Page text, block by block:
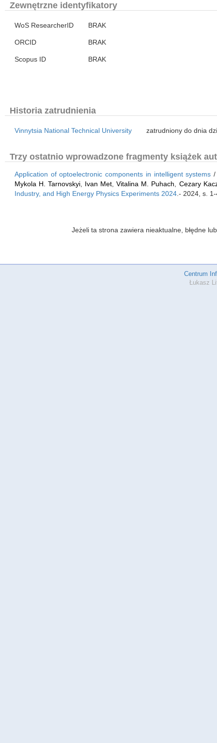
Zewnętrzne identyfikatory
WoS ResearcherID BRAK
ORCID BRAK
Scopus ID BRAK
Historia zatrudnienia
Vinnytsia National Technical University zatrudniony do dnia
Trzy ostatnio wprowadzone fragmenty książek
Application of optoelectronic components in intelligent systems
Mykola H. Tarnovskyi
Ivan Met ,Vitalina M. Puhach
Cezary
Industry, and High Energy Physics Experiments 2024 .- 2024, s.
Jeżeli ta strona zawiera nieaktualne, błędne
Centrum
Łukasz